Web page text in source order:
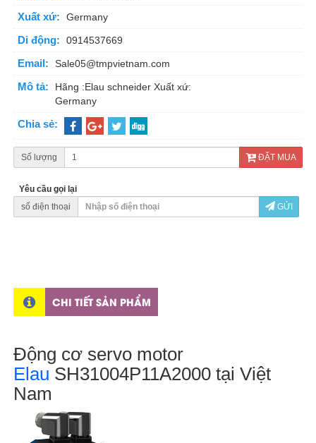
Xuất xứ: Germany
Di động: 0914537669
Email: Sale05@tmpvietnam.com
Mô tả:
Hãng :Elau schneider Xuất xứ:
Germany
Chia sẻ:
Số lượng ĐẶT MUA
Yêu cầu gọi lại
số điện thoại
GỬI
CHI TIẾT SẢN PHẨM
Động cơ servo motor
Elau SH31004P11A2000 tại Việt
Nam